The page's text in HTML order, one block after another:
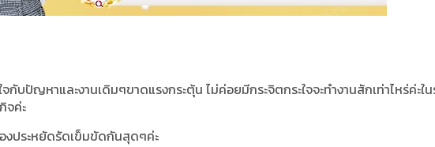
บปัญหาและงานเดิมๆขาดแรงกระตุ้น ไม่ค่อยมีกระจิตกระใจจะทำงานสักเท่าไหร่ค่ะใ
จค่ะ
งประหยัดรัดเข็มขัดกันสุดๆค่ะ